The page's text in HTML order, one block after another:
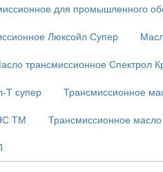
для промышленного
Люксойл Супер
трансмиссионное Спектрол
Т супер Трансмиссионное
ТМ Трансмиссионное